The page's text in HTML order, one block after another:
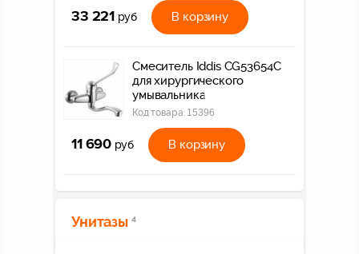
33 221 руб В корзину
Смеситель Iddis CG53654C
для хирургического
умывальника
Код товара: 15396
11 690 руб В корзину
Унитазы 4